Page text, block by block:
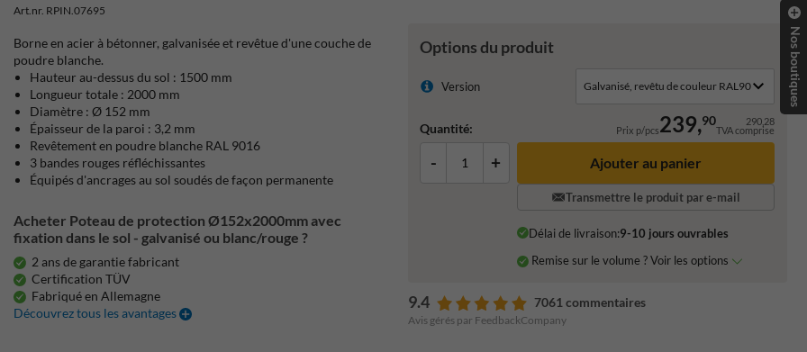
Art.nr. RPIN.07695
Options du produit
Version
Quantité: Prix p/pcs239,90 290,28
TVA comprise
- + Ajouter au panier
Transmettre le produit par e-mail
Délai de livraison:9-10 jours ouvrables
Remise sur le volume ? Voir les options
9.4 7061 commentaires
Avis gérés par FeedbackCompany
Borne en acier à bétonner, galvanisée et revêtue d'une couche de
poudre blanche.
Hauteur au-dessus du sol : 1500 mm
Longueur totale : 2000 mm
Diamètre : Ø 152 mm
Épaisseur de la paroi : 3,2 mm
Revêtement en poudre blanche RAL 9016
3 bandes rouges réfléchissantes
Équipés d'ancrages au sol soudés de façon permanente
Acheter Poteau de protection Ø152x2000mm avec
fixation dans le sol - galvanisé ou blanc/rouge ?
2 ans de garantie fabricant
Certification TÜV
Fabriqué en Allemagne
Découvrez tous les avantages
Nos boutiques